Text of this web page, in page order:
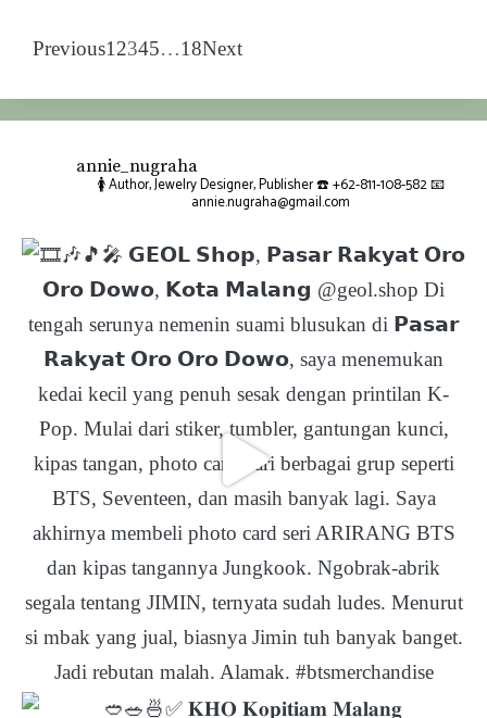
Previous1 2345…18Next
annie_nugraha
🚺 Author, Jewelry Designer, Publisher☎️ +62-811-108-582📧
annie.nugraha@gmail.com